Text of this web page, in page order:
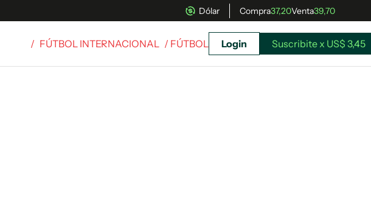
Dólar Compra37,20Venta39,70
/ FÚTBOL INTERNACIONAL / FÚTBOL Login Suscribite x US$ 3,45